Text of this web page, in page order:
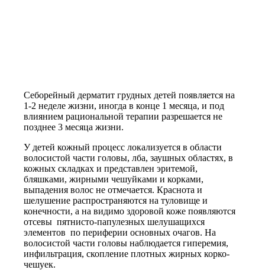
Себорейный дерматит грудных детей появляется на
1-2 неделе жизни, иногда в конце 1 месяца, и под
влиянием рациональной терапии разрешается не
позднее 3 месяца жизни.
У детей кожный процесс локализуется в области
волосистой части головы, лба, заушных областях, в
кожных складках и представлен эритемой,
бляшками, жирными чешуйками и корками,
выпадения волос не отмечается. Краснота и
шелушение распространяются на туловище и
конечности, а на видимо здоровой коже появляются
отсевы пятнисто-папулезных шелушащихся
элементов по периферии основных очагов. На
волосистой части головы наблюдается гиперемия,
инфильтрация, скопление плотных жирных корко-
чешуек.